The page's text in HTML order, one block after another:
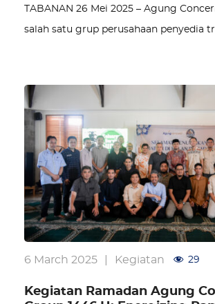
TABANAN 26 Mei 2025 – Agung
salah satu grup perusahaan penyedia
6 March 2025 Kegiatan 29
Kegiatan Ramadan Agung